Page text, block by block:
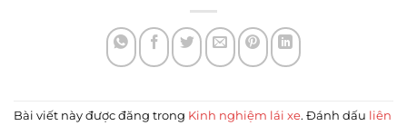
Bài viết này được đăng trong Kinh nghiệm lái xe. Đánh dấu liên